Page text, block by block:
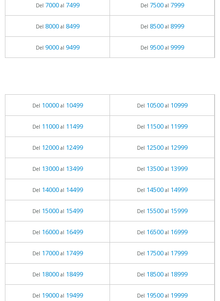
Del 7000al 7499 Del 7500al 7999
Del 8000al 8499 Del 8500al 8999
Del 9000al 9499 Del 9500al 9999
Del 10000al 10499 Del 10500al 10999
Del 11000al 11499 Del 11500al 11999
Del 12000al 12499 Del 12500al 12999
Del 13000al 13499 Del 13500al 13999
Del 14000al 14499 Del 14500al 14999
Del 15000al 15499 Del 15500al 15999
Del 16000al 16499 Del 16500al 16999
Del 17000al 17499 Del 17500al 17999
Del 18000al 18499 Del 18500al 18999
Del 19000al 19499 Del 19500al 19999